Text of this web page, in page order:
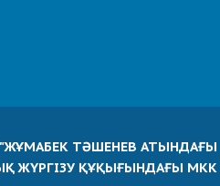
"ЖҰМАБЕК ТӘШЕНЕВ
ЖҮРГІЗУ ҚҰҚЫҒЫНДАҒЫ МКК